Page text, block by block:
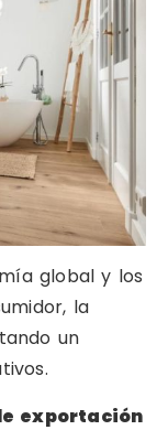
global y los
la
un
exportación